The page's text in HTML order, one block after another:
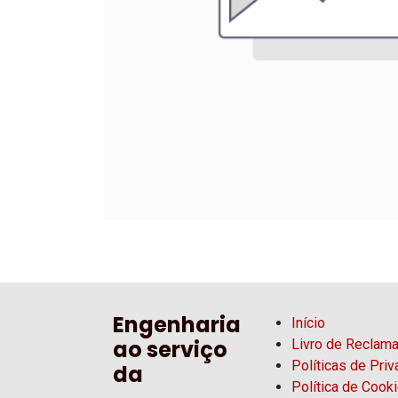
Engenharia
ao serviço
da
Início
Livro de
Políticas de
Política de